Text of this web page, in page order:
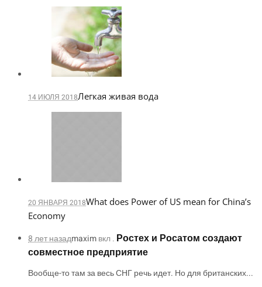
14 ИЮЛЯ 2018Легкая живая вода
20 ЯНВАРЯ 2018What does Power of US mean for China’s
Economy
8 лет назадmaximвкл . Ростех и Росатом создают
совместное предприятие
Вообще-то там за весь СНГ речь идет. Но для британских...